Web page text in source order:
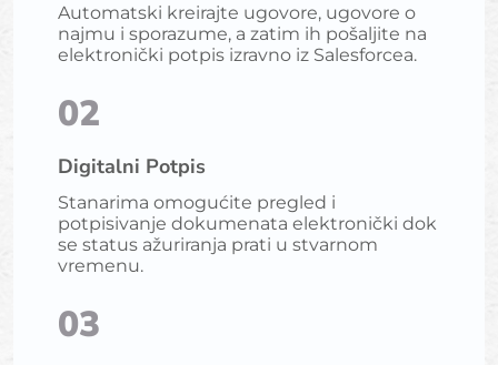
Automatski kreirajte ugovore, ugovore o
najmu i sporazume, a zatim ih pošaljite na
elektronički potpis izravno iz Salesforcea.
02
Digitalni Potpis
Stanarima omogućite pregled i
potpisivanje dokumenata elektronički dok
se status ažuriranja prati u stvarnom
vremenu.
03